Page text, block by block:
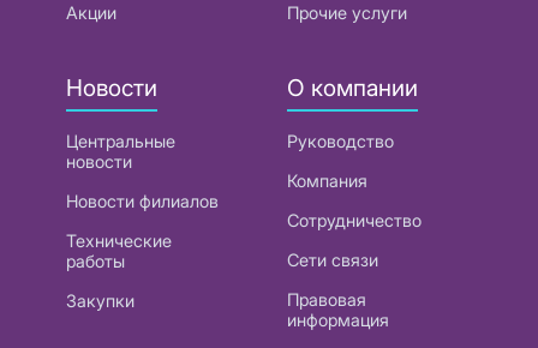
Акции
Прочие услуги
Новости
Центральные
новости
Новости филиалов
Технические
работы
Закупки
О компании
Руководство
Компания
Сотрудничество
Сети связи
Правовая
информация